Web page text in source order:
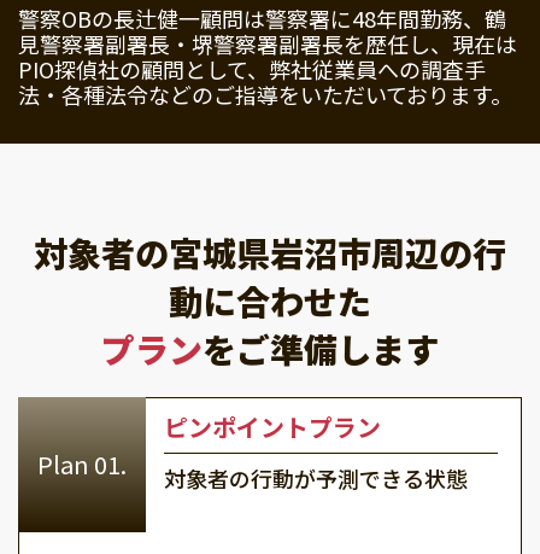
警察OBの長辻健一顧問は警察署に48年間勤務、鶴
見警察署副署長・堺警察署副署長を歴任し、現在は
PIO探偵社の顧問として、弊社従業員への調査手
法・各種法令などのご指導をいただいております。
対象者の宮城県岩沼市周辺の行
動に合わせた
プランをご準備します
ピンポイントプラン
対象者の行動が予測できる状態